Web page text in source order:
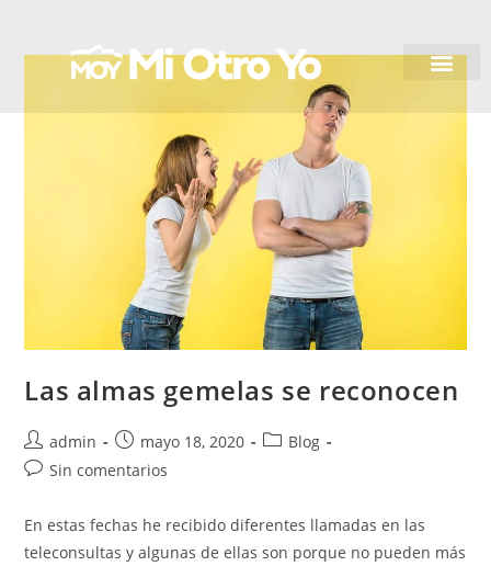
Las almas gemelas se reconocen
admin mayo 18, 2020
Blog
Sin comentarios
En estas fechas he recibido diferentes llamadas en las
teleconsultas y algunas de ellas son porque no pueden más